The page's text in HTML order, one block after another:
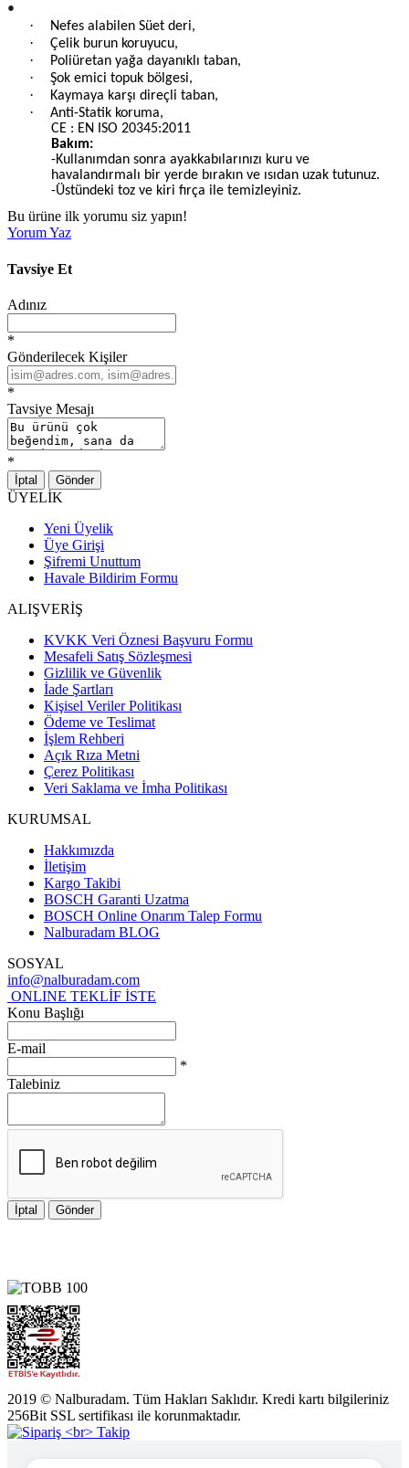
•
· Nefes alabilen Süet deri,
· Çelik burun koruyucu,
· Poliüretan yağa dayanıklı taban,
· Şok emici topuk bölgesi,
· Kaymaya karşı direçli taban,
·
Anti-Statik koruma,
CE : EN ISO 20345:2011
Bakım:
-Kullanımdan sonra ayakkabılarınızı kuru ve
havalandırmalı bir yerde bırakın ve ısıdan uzak tutunuz.
-Üstündeki toz ve kiri fırça ile temizleyiniz.
Bu ürüne ilk yorumu siz yapın!
Yorum Yaz
Tavsiye Et
Adınız
*
Gönderilecek Kişiler
*
Tavsiye Mesajı
*
İptal Gönder
ÜYELİK
Yeni Üyelik
Üye Girişi
Şifremi Unuttum
Havale Bildirim Formu
ALIŞVERİŞ
KVKK Veri Öznesi Başvuru Formu
Mesafeli Satış Sözleşmesi
Gizlilik ve Güvenlik
İade Şartları
Kişisel Veriler Politikası
Ödeme ve Teslimat
İşlem Rehberi
Açık Rıza Metni
Çerez Politikası
Veri Saklama ve İmha Politikası
KURUMSAL
Hakkımızda
İletişim
Kargo Takibi
BOSCH Garanti Uzatma
BOSCH Online Onarım Talep Formu
Nalburadam BLOG
SOSYAL
info@nalburadam.com
ONLINE TEKLİF İSTE
Konu Başlığı
E-mail
*
Talebiniz
İptal Gönder
2019 © Nalburadam. Tüm Hakları Saklıdır. Kredi kartı bilgileriniz
256Bit SSL sertifikası ile korunmaktadır.